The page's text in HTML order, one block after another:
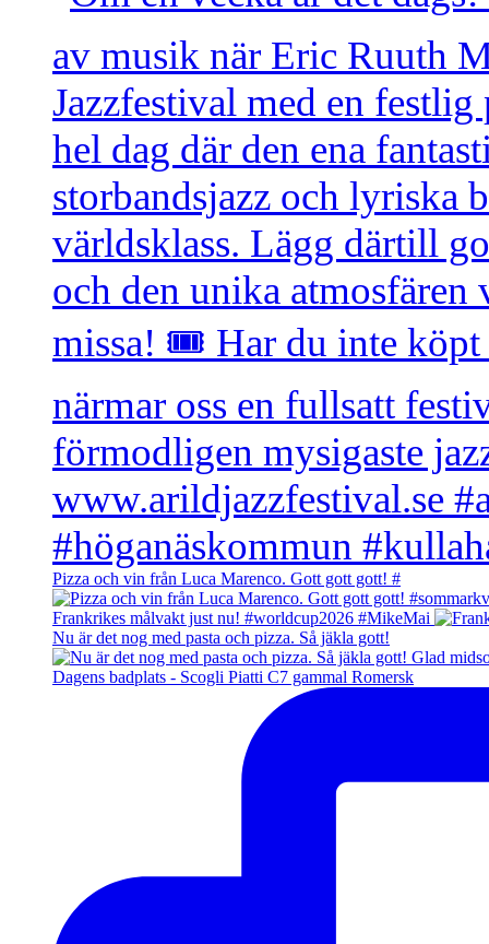
Pizza och vin från Luca Marenco. Gott gott gott! #
Frankrikes målvakt just nu! #worldcup2026 #MikeMai
Nu är det nog med pasta och pizza. Så jäkla gott!
Dagens badplats - Scogli Piatti C7 gammal Romersk